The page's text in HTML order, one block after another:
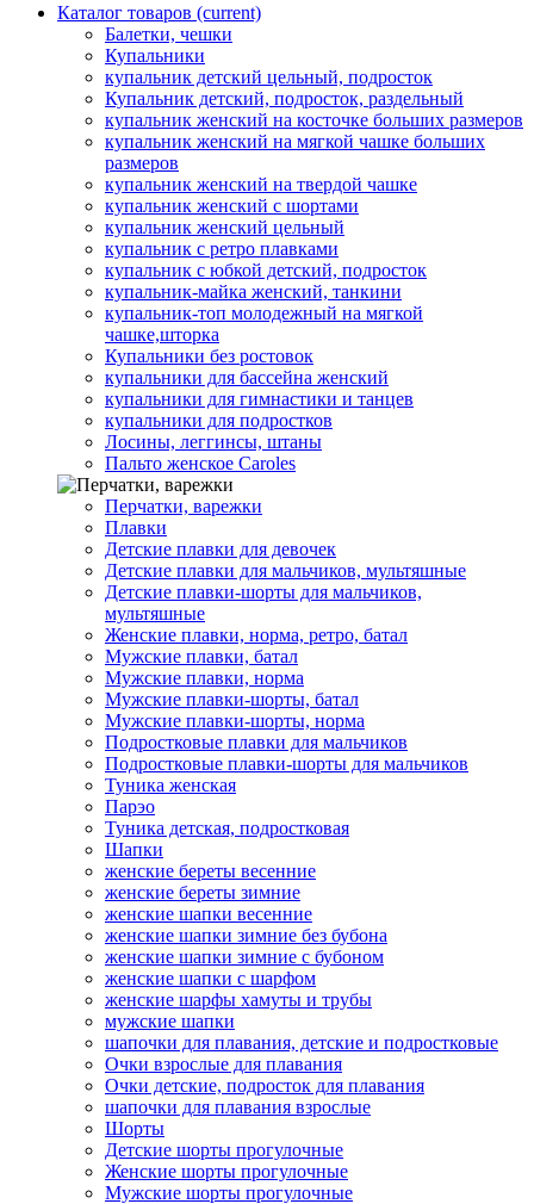
Каталог товаров (current)
Балетки, чешки
Купальники
купальник детский цельный, подросток
Купальник детский, подросток, раздельный
купальник женский на косточке больших размеров
купальник женский на мягкой чашке больших
размеров
купальник женский на твердой чашке
купальник женский с шортами
купальник женский цельный
купальник с ретро плавками
купальник с юбкой детский, подросток
купальник-майка женский, танкини
купальник-топ молодежный на мягкой
чашке,шторка
Купальники без ростовок
купальники для бассейна женский
купальники для гимнастики и танцев
купальники для подростков
Лосины, леггинсы, штаны
Пальто женское Caroles
Перчатки, варежки
Плавки
Детские плавки для девочек
Детские плавки для мальчиков, мультяшные
Детские плавки-шорты для мальчиков,
мультяшные
Женские плавки, норма, ретро, батал
Мужские плавки, батал
Мужские плавки, норма
Мужские плавки-шорты, батал
Мужские плавки-шорты, норма
Подростковые плавки для мальчиков
Подростковые плавки-шорты для мальчиков
Туникa женская
Парэо
Туника детская, подростковая
Шапки
женские береты весенние
женские береты зимние
женские шапки весенние
женские шапки зимние без бубона
женские шапки зимние с бубоном
женские шапки с шарфом
женские шарфы хамуты и трубы
мужские шапки
шапочки для плавания, детские и подростковые
Очки взрослые для плавания
Очки детские, подросток для плавания
шапочки для плавания взрослые
Шорты
Детские шорты прогулочные
Женские шорты прогулочные
Мужские шорты прогулочные